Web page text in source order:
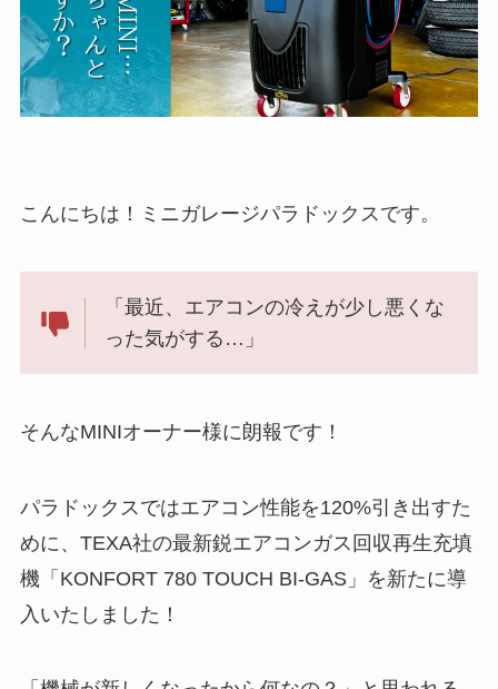
こんにちは！ミニガレージパラドックスです。
「最近、エアコンの冷えが少し悪くな
った気がする…」
そんなMINIオーナー様に朗報です！
パラドックスではエアコン性能を120%引き出すた
めに、TEXA社の最新鋭エアコンガス回収再生充填
機「KONFORT 780 TOUCH BI-GAS」を新たに導
入いたしました！